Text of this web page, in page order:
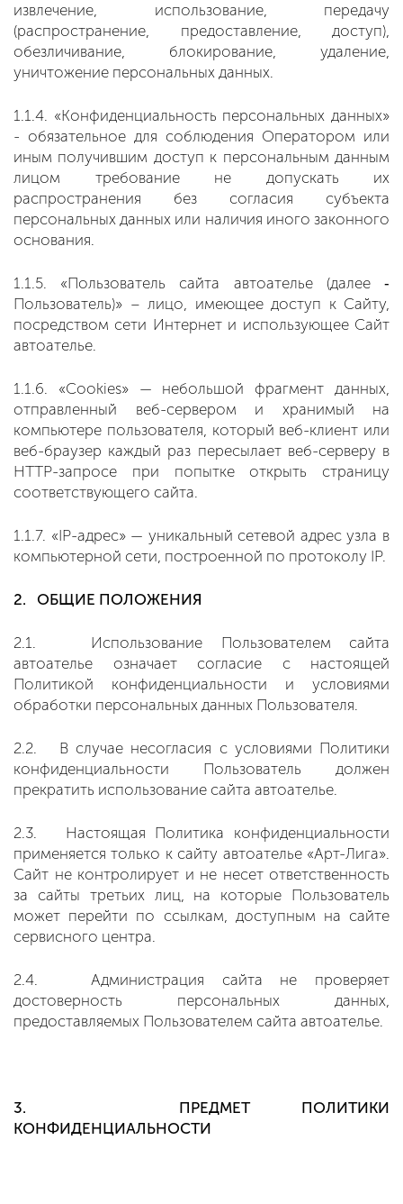
извлечение, использование, передачу
(распространение, предоставление, доступ),
обезличивание, блокирование, удаление,
уничтожение персональных данных.
1.1.4. «Конфиденциальность персональных данных»
- обязательное для соблюдения Оператором или
иным получившим доступ к персональным данным
лицом требование не допускать их
распространения без согласия субъекта
персональных данных или наличия иного законного
основания.
1.1.5. «Пользователь сайта автоателье (далее ‑
Пользователь)» – лицо, имеющее доступ к Сайту,
посредством сети Интернет и использующее Сайт
автоателье.
1.1.6. «Cookies» — небольшой фрагмент данных,
отправленный веб-сервером и хранимый на
компьютере пользователя, который веб-клиент или
веб-браузер каждый раз пересылает веб-серверу в
HTTP-запросе при попытке открыть страницу
соответствующего сайта.
1.1.7. «IP-адрес» — уникальный сетевой адрес узла в
компьютерной сети, построенной по протоколу IP.
2. ОБЩИЕ ПОЛОЖЕНИЯ
2.1. Использование Пользователем сайта
автоателье означает согласие с настоящей
Политикой конфиденциальности и условиями
обработки персональных данных Пользователя.
2.2. В случае несогласия с условиями Политики
конфиденциальности Пользователь должен
прекратить использование сайта автоателье.
2.3. Настоящая Политика конфиденциальности
применяется только к сайту автоателье «Арт-Лига».
Сайт не контролирует и не несет ответственность
за сайты третьих лиц, на которые Пользователь
может перейти по ссылкам, доступным на сайте
сервисного центра.
2.4. Администрация сайта не проверяет
достоверность персональных данных,
предоставляемых Пользователем сайта автоателье.
3. ПРЕДМЕТ ПОЛИТИКИ
КОНФИДЕНЦИАЛЬНОСТИ